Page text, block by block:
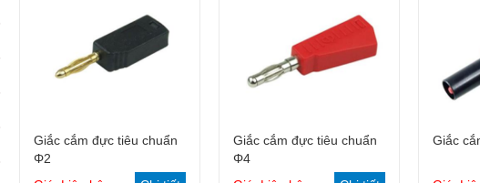
Giỏ hàng
Giắc cắm đực tiêu chuẩn
Φ2
Giỏ hàng
Giắc cắm đực tiêu chuẩn
Φ4
Giắc